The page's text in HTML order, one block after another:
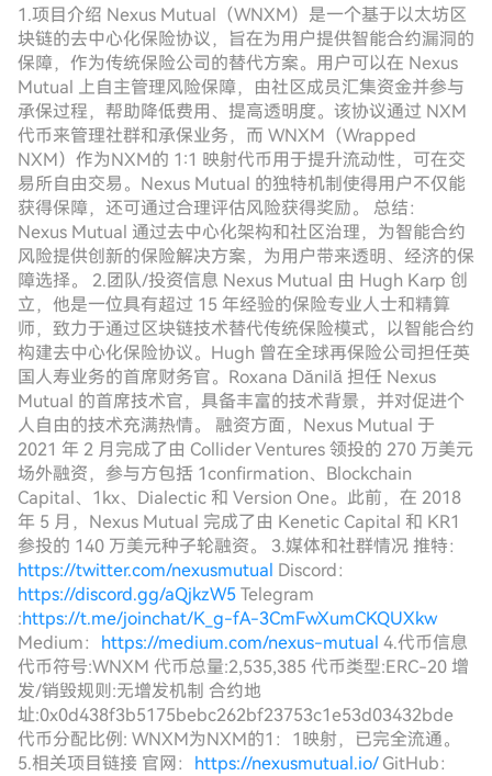
1.项目介绍 Nexus Mutual（WNXM）是一个基于以太坊区
块链的去中心化保险协议，旨在为用户提供智能合约漏洞的
保障，作为传统保险公司的替代方案。用户可以在 Nexus
Mutual 上自主管理风险保障，由社区成员汇集资金并参与
承保过程，帮助降低费用、提高透明度。该协议通过 NXM
代币来管理社群和承保业务，而 WNXM（Wrapped
NXM）作为NXM的 1:1 映射代币用于提升流动性，可在交
易所自由交易。Nexus Mutual 的独特机制使得用户不仅能
获得保障，还可通过合理评估风险获得奖励。 总结：
Nexus Mutual 通过去中心化架构和社区治理，为智能合约
风险提供创新的保险解决方案，为用户带来透明、经济的保
障选择。 2.团队/投资信息 Nexus Mutual 由 Hugh Karp 创
立，他是一位具有超过 15 年经验的保险专业人士和精算
师，致力于通过区块链技术替代传统保险模式，以智能合约
构建去中心化保险协议。Hugh 曾在全球再保险公司担任英
国人寿业务的首席财务官。Roxana Dănilă 担任 Nexus
Mutual 的首席技术官，具备丰富的技术背景，并对促进个
人自由的技术充满热情。 融资方面，Nexus Mutual 于
2021 年 2 月完成了由 Collider Ventures 领投的 270 万美元
场外融资，参与方包括 1confirmation、Blockchain
Capital、1kx、Dialectic 和 Version One。此前，在 2018
年 5 月，Nexus Mutual 完成了由 Kenetic Capital 和 KR1
参投的 140 万美元种子轮融资。 3.媒体和社群情况 推特：
https://twitter.com/nexusmutual Discord：
https://discord.gg/aQjkzW5 Telegram
:https://t.me/joinchat/K_g-fA-3CmFwXumCKQUXkw
Medium： https://medium.com/nexus-mutual 4.代币信息
代币符号:WNXM 代币总量:2,535,385 代币类型:ERC-20 增
发/销毁规则:无增发机制 合约地
址:0x0d438f3b5175bebc262bf23753c1e53d03432bde
代币分配比例: WNXM为NXM的1：1映射，已完全流通。
5.相关项目链接 官网： https://nexusmutual.io/GitHub：